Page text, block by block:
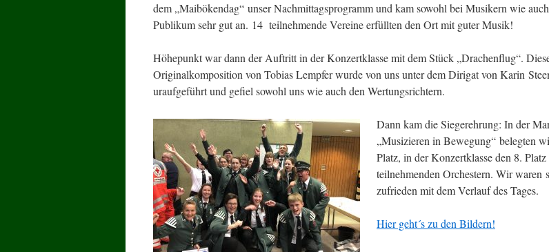
dem „Maibökendag“ unser Nachmittagsprogramm und kam sowohl bei Musikern wie
Publikum sehr gut an. 14 teilnehmende Vereine erfüllten den Ort mit guter Musik!
Höhepunkt war dann der Auftritt in der Konzertklasse mit dem Stück „Drachenflug“.
Originalkomposition von Tobias Lempfer wurde von uns unter dem Dirigat von Karin
uraufgeführt und gefiel sowohl uns wie auch den Wertungsrichtern.
Dann kam die Siegerehrung: In der
„Musizieren in Bewegung“ belegten
Platz, in der Konzertklasse den 8.
teilnehmenden Orchestern. Wir waren
zufrieden mit dem Verlauf des Tages.
Hier geht´s zu den Bildern!